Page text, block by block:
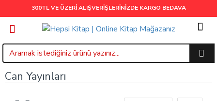
300TL VE ÜZERİ ALIŞVERİŞLERİNİZDE KARGO BEDAVA
Can Yayınları